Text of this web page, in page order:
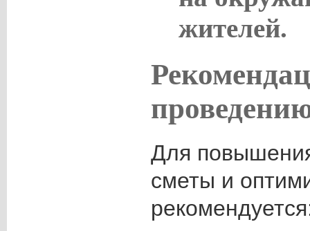
жителей.
Для
сметы и